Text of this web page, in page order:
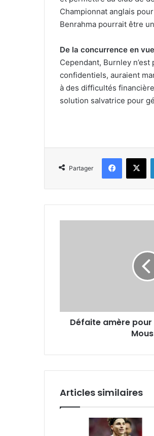
Championnat anglais
Benrahma pourrait être
De la concurrence en vue
Cependant, Burnley
confidentiels, auraient
à des difficultés
solution salvatrice pour
Partager
Facebook
X
Défaite amère
Articles similaires